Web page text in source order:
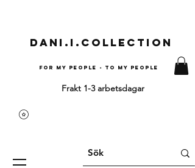
Dani.i.collection
For my people - To my people
Frakt 1-3 arbetsdagar